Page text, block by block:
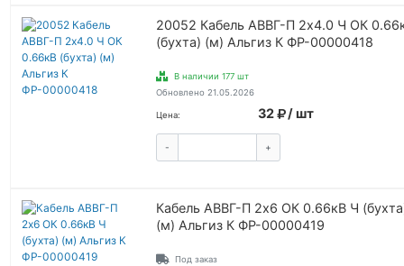
20052 Кабель АВВГ-П 2х4.0 Ч ОК
(бухта) (м) Альгиз К ФР-00000418
В наличии 177 шт
Обновлено 21.05.2026
Цена: 32 / шт
- +
Кабель АВВГ-П 2х6 ОК 0.66кВ Ч
(м) Альгиз К ФР-00000419
Под заказ